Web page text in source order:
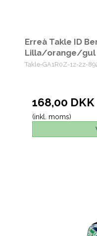
Erreà Takle ID
Lilla/orange/gul
Takle-GA1R0Z-1z-2z-
168,00 DKK
(inkl. moms)